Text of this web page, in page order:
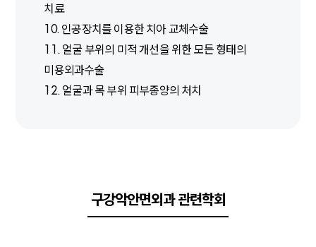
치료
10. 인공장치를 이용한 치아 교체수술
11. 얼굴 부위의 미적 개선을 위한 모든 형태의
미용외과수술
12. 얼굴과 목 부위 피부종양의 처치
구강악안면외과 관련학회